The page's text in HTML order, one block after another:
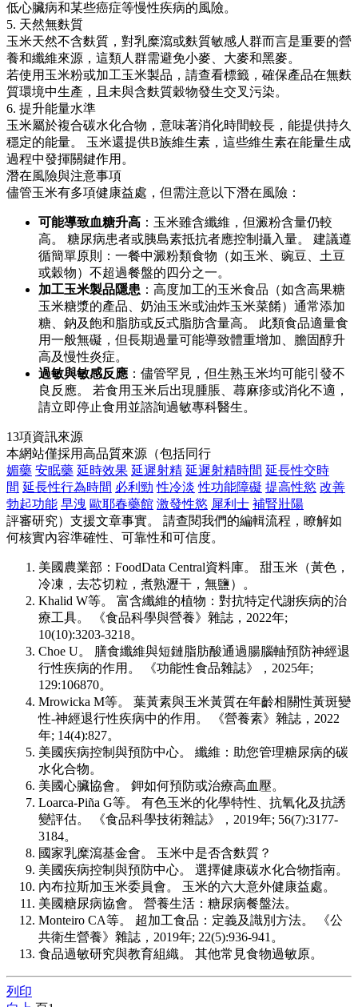
低心臟病和某些癌症等慢性疾病的風險。
5. 天然無麩質
玉米天然不含麩質，對乳糜瀉或麩質敏感人群而言是重要的營
養和纖維來源，這類人群需避免小麥、大麥和黑麥。
若使用玉米粉或加工玉米製品，請查看標籤，確保產品在無麩
質環境中生產，且未與含麩質穀物發生交叉污染。
6. 提升能量水準
玉米屬於複合碳水化合物，意味著消化時間較長，能提供持久
穩定的能量。 玉米還提供B族維生素，這些維生素在能量生成
過程中發揮關鍵作用。
潛在風險與注意事項
儘管玉米有多項健康益處，但需注意以下潛在風險：
可能導致血糖升高 ：玉米雖含纖維，但澱粉含量仍較
高。 糖尿病患者或胰島素抵抗者應控制攝入量。 建議遵
循簡單原則：一餐中澱粉類食物（如玉米、豌豆、土豆
或穀物）不超過餐盤的四分之一。
加工玉米製品隱患 ：高度加工的玉米食品（如含高果糖
玉米糖漿的產品、奶油玉米或油炸玉米菜餚）通常添加
糖、鈉及飽和脂肪或反式脂肪含量高。 此類食品適量食
用一般無礙，但長期過量可能導致體重增加、膽固醇升
高及慢性炎症。
過敏與敏感反應 ：儘管罕見，但生熟玉米均可能引發不
良反應。 若食用玉米后出現腫脹、蕁麻疹或消化不適，
請立即停止食用並諮詢過敏專科醫生。
13項資訊來源
本網站僅採用高品質來源（包括同行
媚藥 安眠藥 延時效果 延遲射精 延遲射精時間 延長性交時
間 延長性行為時間 必利勁 性冷淡 性功能障礙 提高性慾 改善
勃起功能 早洩 歐耶春藥館 激發性慾 犀利士 補腎壯陽
評審研究）支援文章事實。 請查閱我們的編輯流程，瞭解如
何核實內容準確性、可靠性和可信度。
美國農業部：FoodData Central資料庫。 甜玉米（黃色，
冷凍，去芯切粒，煮熟瀝干，無鹽）。
Khalid W等。 富含纖維的植物：對抗特定代謝疾病的治
療工具。 《食品科學與營養》雜誌，2022年;
10(10):3203-3218。
Choe U。 膳食纖維與短鏈脂肪酸通過腸腦軸預防神經退
行性疾病的作用。 《功能性食品雜誌》，2025年;
129:106870。
Mrowicka M等。 葉黃素與玉米黃質在年齡相關性黃斑變
性-神經退行性疾病中的作用。 《營養素》雜誌，2022
年; 14(4):827。
美國疾病控制與預防中心。 纖維：助您管理糖尿病的碳
水化合物。
美國心臟協會。 鉀如何預防或治療高血壓。
Loarca-Piña G等。 有色玉米的化學特性、抗氧化及抗誘
變評估。 《食品科學技術雜誌》，2019年; 56(7):3177-
3184。
國家乳糜瀉基金會。 玉米中是否含麩質？
美國疾病控制與預防中心。 選擇健康碳水化合物指南。
內布拉斯加玉米委員會。 玉米的六大意外健康益處。
美國糖尿病協會。 營養生活：糖尿病餐盤法。
Monteiro CA等。 超加工食品：定義及識別方法。 《公
共衛生營養》雜誌，2019年; 22(5):936-941。
食品過敏研究與教育組織。 其他常見食物過敏原。
列印